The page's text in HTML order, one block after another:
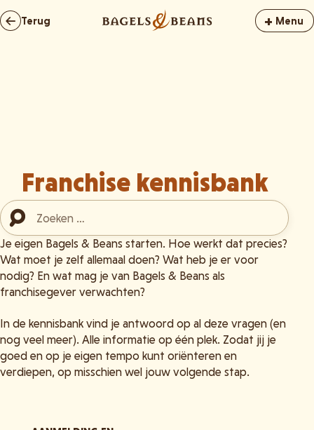
Terug + Menu
Franchise kennisbank
Als de resultaten voor automatisch aanvullen beschikbaar
Je eigen Bagels & Beans starten. Hoe werkt dat precies?
Wat moet je zelf allemaal doen? Wat heb je er voor
nodig? En wat mag je van Bagels & Beans als
franchisegever verwachten?
In de kennisbank vind je antwoord op al deze vragen (en
nog veel meer). Alle informatie op één plek. Zodat jij je
goed en op je eigen tempo kunt oriënteren en
verdiepen, op misschien wel jouw volgende stap.